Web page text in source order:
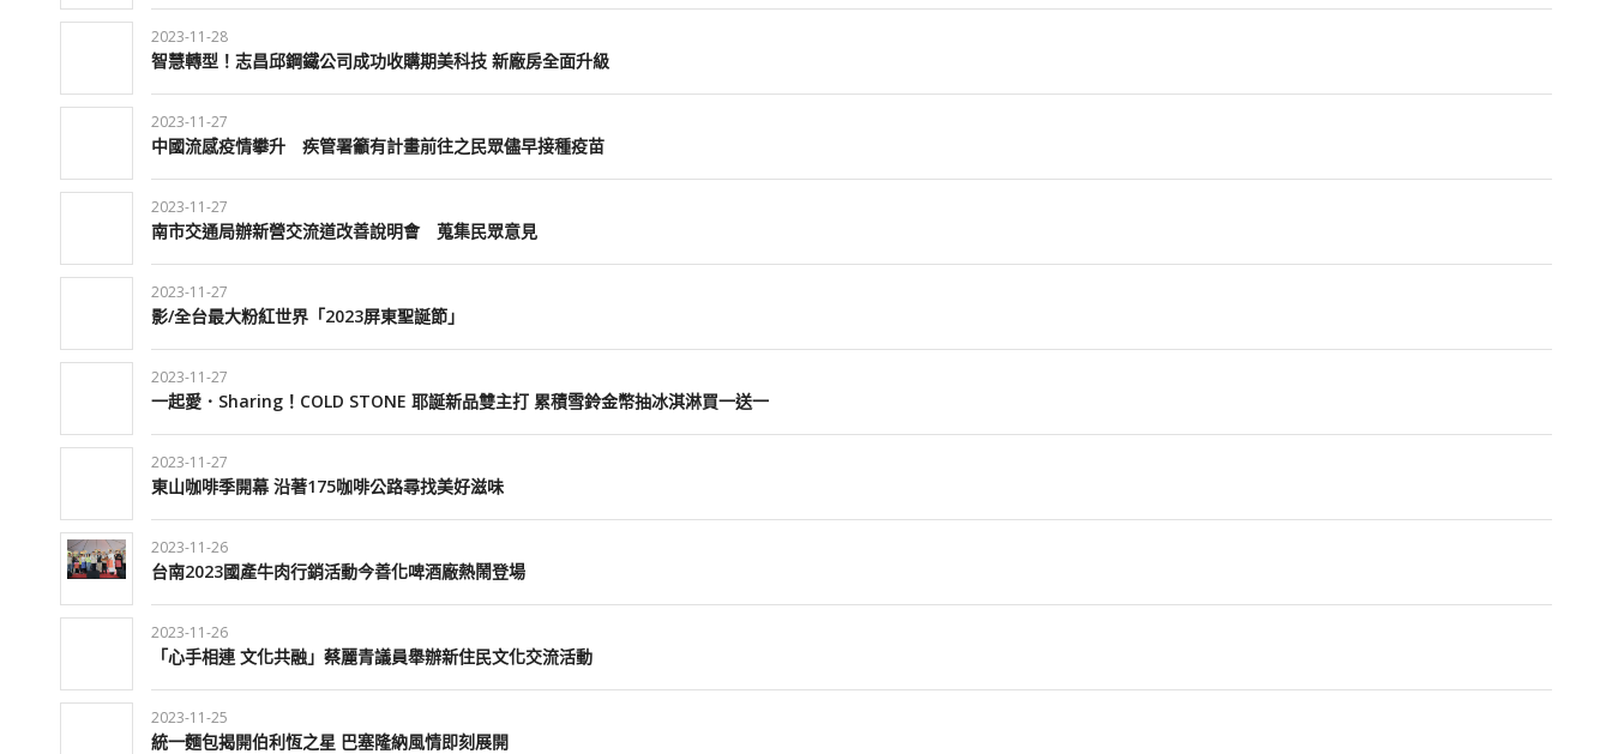
2023-11-28
智慧轉型！志昌邱鋼鐵公司成功收購期美科技 新廠房全面升級
2023-11-27
中國流感疫情攀升 疾管署籲有計畫前往之民眾儘早接種疫苗
2023-11-27
南市交通局辦新營交流道改善說明會 蒐集民眾意見
2023-11-27
影/全台最大粉紅世界「2023屏東聖誕節」
2023-11-27
一起愛．Sharing！COLD STONE 耶誕新品雙主打 累積雪鈴金幣抽冰淇淋買一送一
2023-11-27
東山咖啡季開幕 沿著175咖啡公路尋找美好滋味
2023-11-26
台南2023國產牛肉行銷活動今善化啤酒廠熱鬧登場
2023-11-26
「心手相連 文化共融」蔡麗青議員舉辦新住民文化交流活動
2023-11-25
統一麵包揭開伯利恆之星 巴塞隆納風情即刻展開